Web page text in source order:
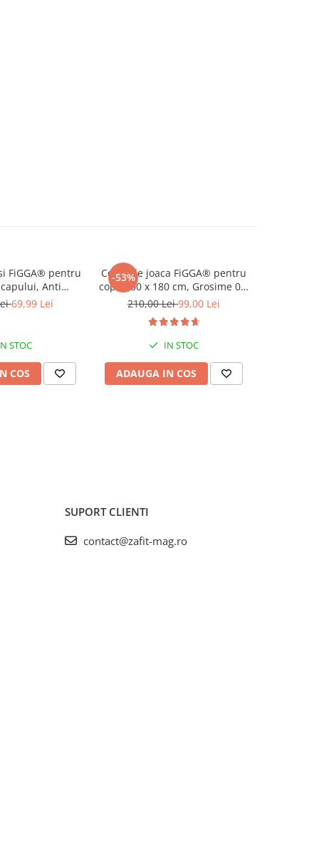
FiGGA® pentru
capului, Anti
Spuma cu
69,99 Lei
STOC
COS
-53%
Covor de joaca FiGGA® pentru
copii 200 x 180 cm, Grosime 0.8
cm, Spuma protectie,
Covoras bebe interactiv si
educativ pentru activitati de
210,00 Lei99,00 Lei
IN STOC
ADAUGA IN COS
SUPORT CLIENTI
contact@zafit-mag.ro